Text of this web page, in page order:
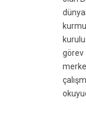
görev